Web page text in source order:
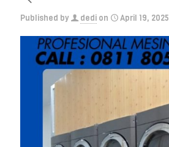
Published by dedi on April 19, 2025